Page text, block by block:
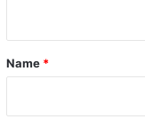
*
Name *